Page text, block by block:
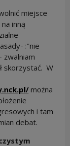
miejsce
inną
:"nie
zwalniam
skorzystać. W
można
i tam
debat.